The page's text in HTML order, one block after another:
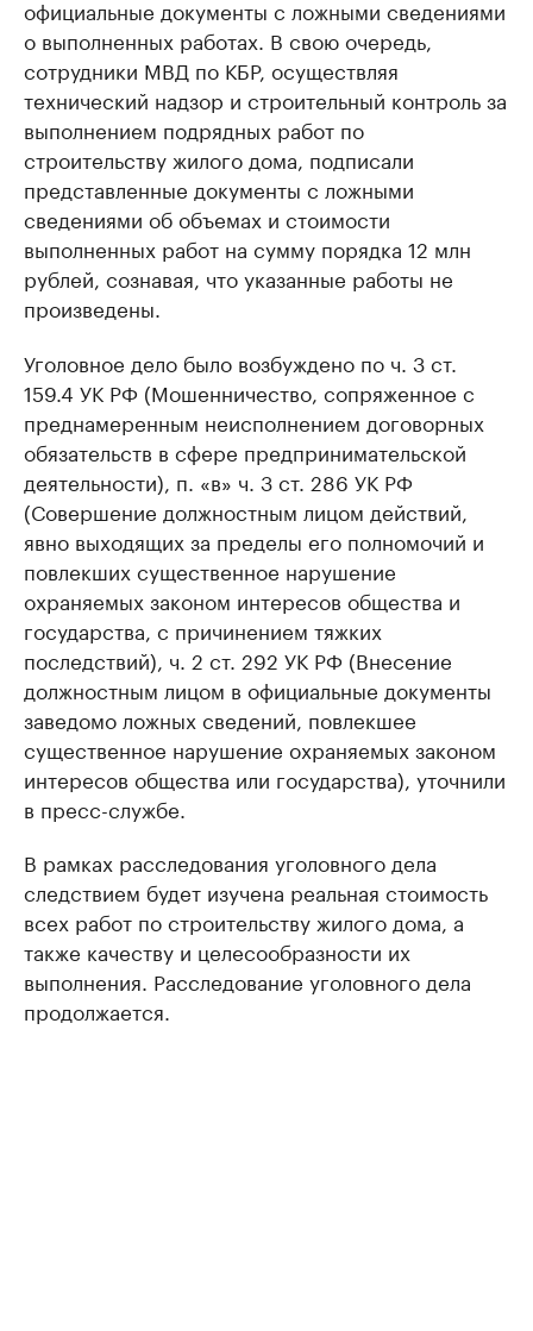
официальные документы с ложными сведениями
о выполненных работах. В свою очередь,
сотрудники МВД по КБР, осуществляя
технический надзор и строительный контроль за
выполнением подрядных работ по
строительству жилого дома, подписали
представленные документы с ложными
сведениями об объемах и стоимости
выполненных работ на сумму порядка 12 млн
рублей, сознавая, что указанные работы не
произведены.
Уголовное дело было возбуждено по ч. 3 ст.
159.4 УК РФ (Мошенничество, сопряженное с
преднамеренным неисполнением договорных
обязательств в сфере предпринимательской
деятельности), п. «в» ч. 3 ст. 286 УК РФ
(Совершение должностным лицом действий,
явно выходящих за пределы его полномочий и
повлекших существенное нарушение
охраняемых законом интересов общества и
государства, с причинением тяжких
последствий), ч. 2 ст. 292 УК РФ (Внесение
должностным лицом в официальные документы
заведомо ложных сведений, повлекшее
существенное нарушение охраняемых законом
интересов общества или государства), уточнили
в пресс-службе.
В рамках расследования уголовного дела
следствием будет изучена реальная стоимость
всех работ по строительству жилого дома, а
также качеству и целесообразности их
выполнения. Расследование уголовного дела
продолжается.